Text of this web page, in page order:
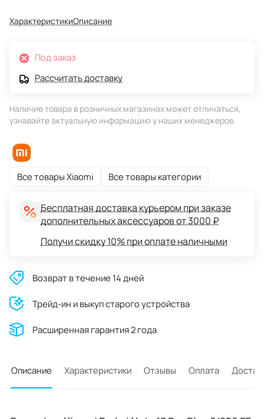
ХарактеристикиОписание
Под заказ
Рассчитать доставку
Наличие товара в розничных магазинах может отличаться,
узнавайте актуальную информацию у наших менеджеров.
Все товары Xiaomi Все товары категории
Бесплатная доставка курьером при заказе
дополнительных аксессуаров от 3000 ₽
Получи скидку 10% при оплате наличными
Возврат в течение 14 дней
Трейд-ин и выкуп старого устройства
Расширенная гарантия 2 года
Описание Характеристики Отзывы Оплата